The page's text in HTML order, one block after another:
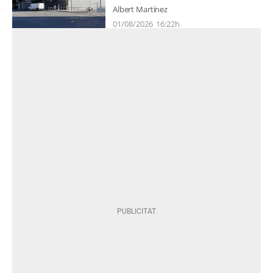
Albert Martínez
01/08/2026 16:22h